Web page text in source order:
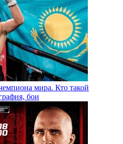
мира. Кто такой
бои